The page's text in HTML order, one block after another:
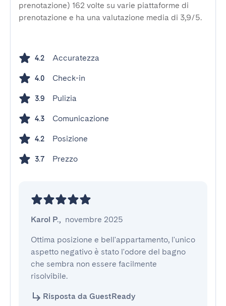
prenotazione) 162 volte su varie piattaforme di
prenotazione e ha una valutazione media di 3,9/5.
4.2 Accuratezza
4.0 Check-in
3.9 Pulizia
4.3 Comunicazione
4.2 Posizione
3.7 Prezzo
Karol P., novembre 2025
Ottima posizione e bell'appartamento, l'unico
aspetto negativo è stato l'odore del bagno
che sembra non essere facilmente
risolvibile.
Risposta da GuestReady